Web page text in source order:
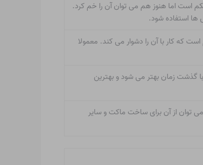
است اما هنوز هم می توان آن را خم کرد.
ها استفاده شود.
که کار با آن را دشوار می کند. معمولا
گذشت زمان بهتر می شود و بهترین
توان از آن برای ساخت ماکت و سایر